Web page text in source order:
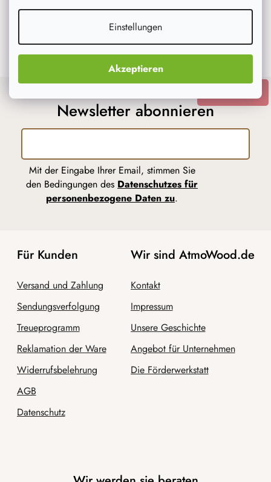
Einstellungen
Akzeptieren
Auf Instagram folgen
Newsletter abonnieren
Mit der Eingabe Ihrer Email, stimmen Sie
den Bedingungen des Datenschutzes für
personenbezogene Daten zu.
Für Kunden
Versand und Zahlung
Sendungsverfolgung
Treueprogramm
Reklamation der Ware
Widerrufsbelehrung
AGB
Datenschutz
Wir sind AtmoWood.de
Kontakt
Impressum
Unsere Geschichte
Angebot für Unternehmen
Die Förderwerkstatt